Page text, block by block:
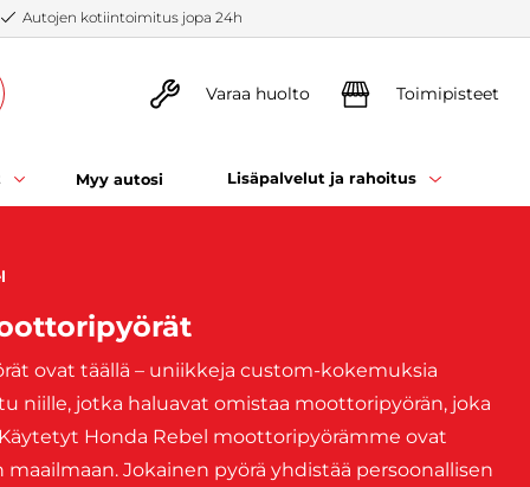
Autojen kotiintoimitus jopa 24h
Varaa huolto Toimipisteet
Myy autosi Lisäpalvelut ja rahoitus
ovat täällä – uniikkeja custom-kokemuksia
niille, jotka haluavat omistaa moottoripyörän, joka
Honda Rebel moottoripyörämme ovat
Jokainen pyörä yhdistää persoonallisen